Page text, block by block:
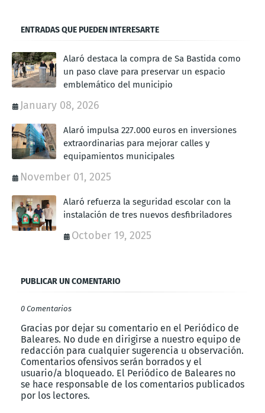
ENTRADAS QUE PUEDEN INTERESARTE
Alaró destaca la compra de Sa Bastida como
un paso clave para preservar un espacio
emblemático del municipio
January 08, 2026
Alaró impulsa 227.000 euros en inversiones
extraordinarias para mejorar calles y
equipamientos municipales
November 01, 2025
Alaró refuerza la seguridad escolar con la
instalación de tres nuevos desfibriladores
October 19, 2025
PUBLICAR UN COMENTARIO
0 Comentarios
Gracias por dejar su comentario en el Periódico de
Baleares. No dude en dirigirse a nuestro equipo de
redacción para cualquier sugerencia u observación.
Comentarios ofensivos serán borrados y el
usuario/a bloqueado. El Periódico de Baleares no
se hace responsable de los comentarios publicados
por los lectores.